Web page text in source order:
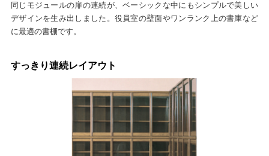
同じモジュールの扉の連続が、ベーシックな中にもシンプルで美しい
デザインを生み出しました。役員室の壁面やワンランク上の書庫など
に最適の書棚です。
すっきり連続レイアウト